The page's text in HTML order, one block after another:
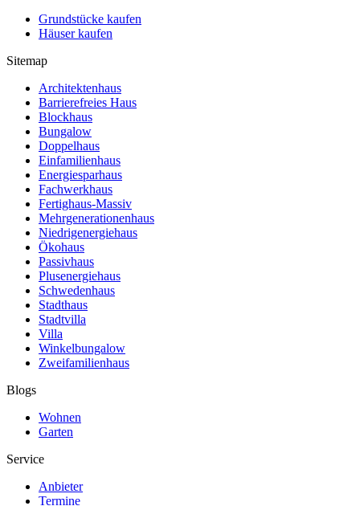
Grundstücke kaufen
Häuser kaufen
Sitemap
Architektenhaus
Barrierefreies Haus
Blockhaus
Bungalow
Doppelhaus
Einfamilienhaus
Energiesparhaus
Fachwerkhaus
Fertighaus-Massiv
Mehrgenerationenhaus
Niedrigenergiehaus
Ökohaus
Passivhaus
Plusenergiehaus
Schwedenhaus
Stadthaus
Stadtvilla
Villa
Winkelbungalow
Zweifamilienhaus
Blogs
Wohnen
Garten
Service
Anbieter
Termine